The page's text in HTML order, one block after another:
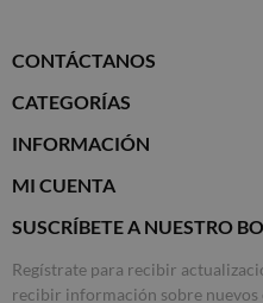
CONTÁCTANOS
CATEGORÍAS
INFORMACIÓN
MI CUENTA
SUSCRÍBETE A NUESTRO
Regístrate para recibir
recibir información sobre nuevos